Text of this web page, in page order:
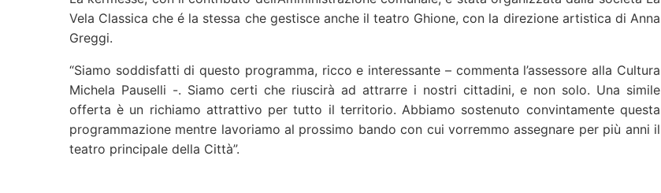
Vela Classica che é la stessa che gestisce anche il teatro Ghione, con la direzione artistica di Anna
Greggi.
“Siamo soddisfatti di questo programma, ricco e interessante – commenta l’assessore alla Cultura
Michela Pauselli -. Siamo certi che riuscirà ad attrarre i nostri cittadini, e non solo. Una simile
offerta è un richiamo attrattivo per tutto il territorio. Abbiamo sostenuto convintamente questa
programmazione mentre lavoriamo al prossimo bando con cui vorremmo assegnare per più anni il
teatro principale della Città”.